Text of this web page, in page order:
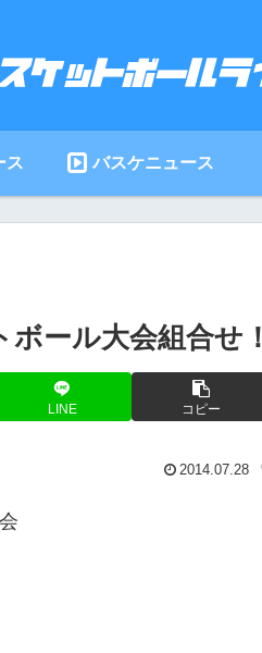
ス バスケニュース
ール大会組合せ！
LINE コピー
2014.07.28